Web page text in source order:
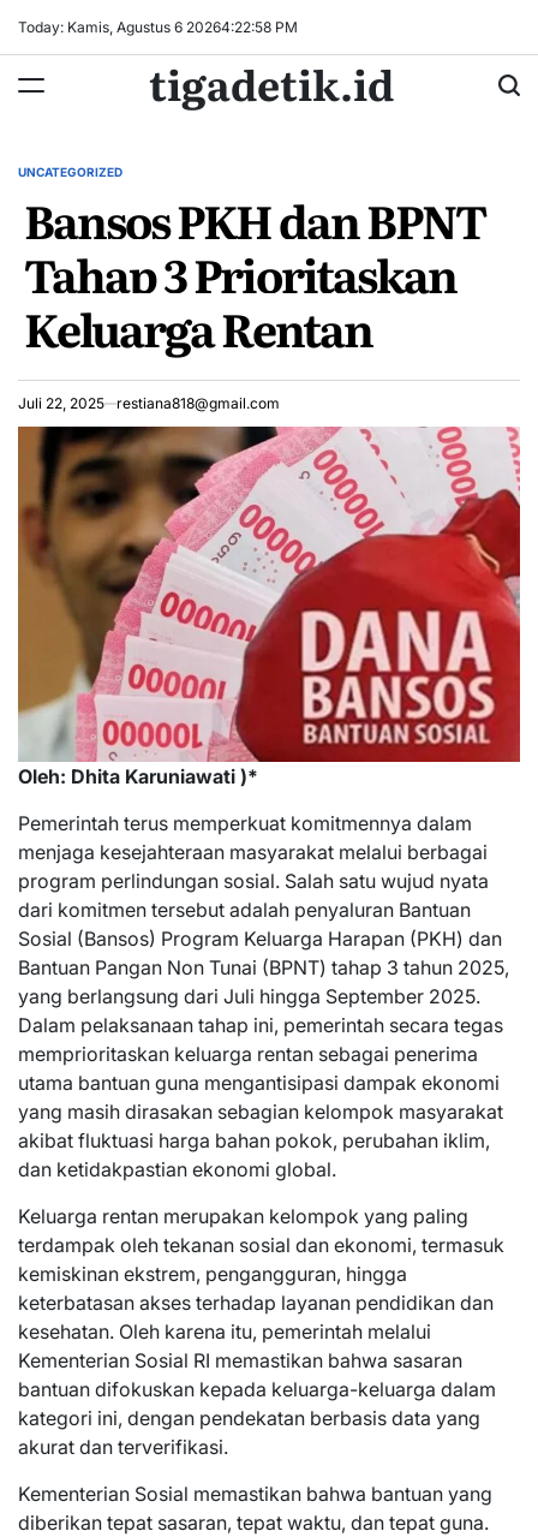
Today: Kamis, Agustus 6 20264:22:58 PM
tigadetik.id
POSTED
UNCATEGORIZED
Bansos PKH dan BPNT
Tahap 3 Prioritaskan
Keluarga Rentan
Juli 22, 2025 restiana818@gmail.com
Oleh: Dhita Karuniawati )*
Pemerintah terus memperkuat komitmennya dalam
menjaga kesejahteraan masyarakat melalui berbagai
program perlindungan sosial. Salah satu wujud nyata
dari komitmen tersebut adalah penyaluran Bantuan
Sosial (Bansos) Program Keluarga Harapan (PKH) dan
Bantuan Pangan Non Tunai (BPNT) tahap 3 tahun 2025,
yang berlangsung dari Juli hingga September 2025.
Dalam pelaksanaan tahap ini, pemerintah secara tegas
memprioritaskan keluarga rentan sebagai penerima
utama bantuan guna mengantisipasi dampak ekonomi
yang masih dirasakan sebagian kelompok masyarakat
akibat fluktuasi harga bahan pokok, perubahan iklim,
dan ketidakpastian ekonomi global.
Keluarga rentan merupakan kelompok yang paling
terdampak oleh tekanan sosial dan ekonomi, termasuk
kemiskinan ekstrem, pengangguran, hingga
keterbatasan akses terhadap layanan pendidikan dan
kesehatan. Oleh karena itu, pemerintah melalui
Kementerian Sosial RI memastikan bahwa sasaran
bantuan difokuskan kepada keluarga-keluarga dalam
kategori ini, dengan pendekatan berbasis data yang
akurat dan terverifikasi.
Kementerian Sosial memastikan bahwa bantuan yang
diberikan tepat sasaran, tepat waktu, dan tepat guna.